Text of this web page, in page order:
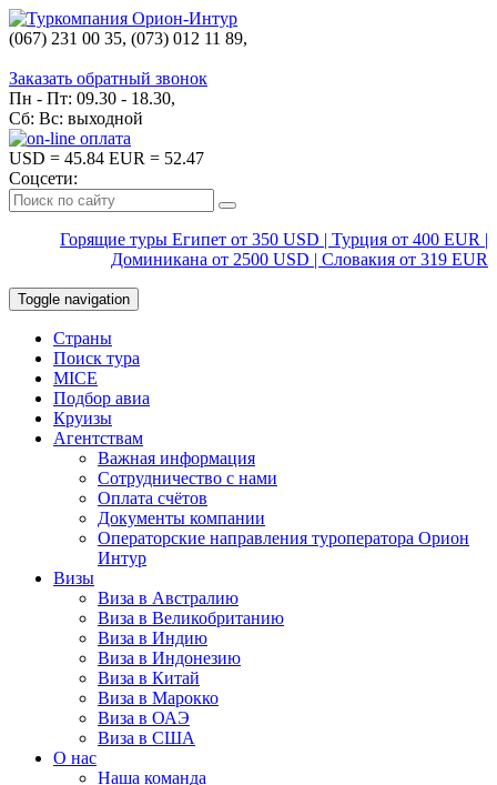
(067) 231 00 35, (073) 012 11 89,
Заказать обратный звонок
Пн - Пт: 09.30 - 18.30,
Сб: Вс: выходной
USD = 45.84 EUR = 52.47
Соцсети:
Горящие туры Египет от 350 USD | Турция от 400 EUR |
Доминикана от 2500 USD | Словакия от 319 EUR
Toggle navigation
Страны
Поиск тура
MICE
Подбор авиа
Круизы
Агентствам
Важная информация
Сотрудничество с нами
Оплата счётов
Документы компании
Операторские направления туроператора Орион
Интур
Визы
Виза в Австралию
Виза в Великобританию
Виза в Индию
Виза в Индонезию
Виза в Китай
Виза в Марокко
Виза в ОАЭ
Виза в США
О нас
Наша команда